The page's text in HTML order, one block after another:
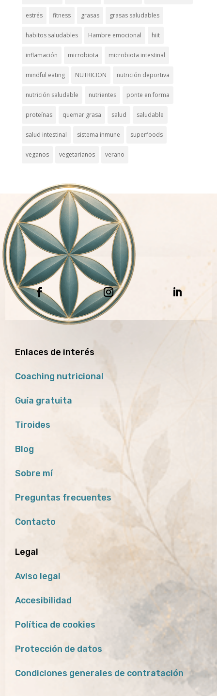
estrés fitness grasas grasas saludables
habitos saludables Hambre emocional hiit
inflamación microbiota microbiota intestinal
mindful eating NUTRICION nutrición deportiva
nutrición saludable nutrientes ponte en forma
proteínas quemar grasa salud saludable
salud intestinal sistema inmune superfoods
veganos vegetarianos verano
Enlaces de interés
Coaching nutricional
Guía gratuita
Tiroides
Blog
Sobre mí
Preguntas frecuentes
Contacto
Legal
Aviso legal
Accesibilidad
Política de cookies
Protección de datos
Condiciones generales de contratación